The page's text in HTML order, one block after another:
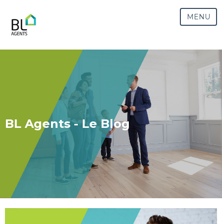
MENU
BL Agents - Le Blog